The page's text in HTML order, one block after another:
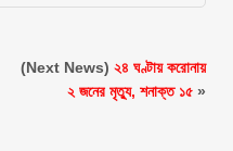
(Next News) ২৪ ঘণ্টায় করোনায়
২ জনের মৃত্যু, শনাক্ত ১৫ »